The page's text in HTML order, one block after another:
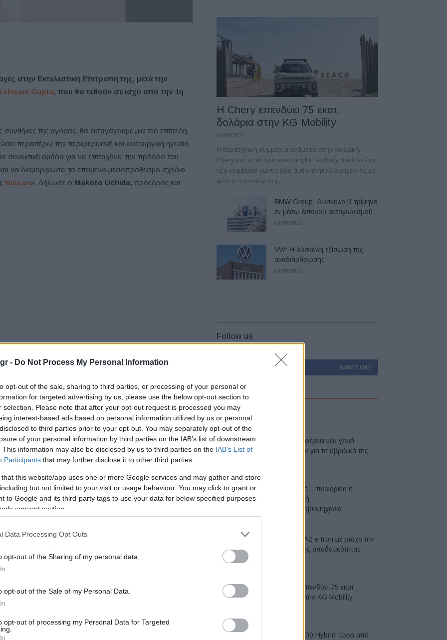
- Do Not Process My Personal Information
opt-out of the sale, sharing to third parties, or processing of your personal or
for targeted advertising by us, please use the below opt-out section to
selection. Please note that after your opt-out request is processed you may
interest-based ads based on personal information utilized by us or personal
to third parties prior to your opt-out. You may separately opt-out of the
of your personal information by third parties on the IAB’s list of downstream
This information may also be disclosed by us to third parties on the IAB’s List of
Participants that may further disclose it to other third parties.
that this website/app uses one or more Google services and may gather and store
but not limited to your visit or usage behaviour. You may click to grant or
to Google and its third-party tags to use your data for below specified purposes
consent section.
Data Processing Opt Outs
opt-out of the Sharing of my personal data.
opt-out of the Sale of my Personal Data.
opt-out of processing my Personal Data for Targeted
στην Εκτελεστική Επιτροπή της, μετά την
Gupta, που θα τεθούν σε ισχύ από την 1η
της αγοράς, θα εισαγάγουμε μια πιο επίπεδη
περαιτέρω την περιφερειακή και λειτουργική ηγεσία.
συνεκτική ομάδα για να επιταχύνει την πρόοδο του
να διαμορφώσει το επόμενο μεσοπρόθεσμο σχέδιο
Nissan», δήλωσε ο Makoto Uchida, πρόεδρος και
επιτροπών διοίκησης (MC),
Μέση Ανατολή, Ινδία, Ευρώπη και Ωκεανία),
στον Makoto Uchida.
Planning και Global Program Management θα είναι
το πεδίο ευθύνης του για να συμπεριλάβει τον
θα αναφέρεται, επίσης, στον CEO.
της Nissan θα επεκτείνουν το πεδίο ευθύνης τους
MC Ιαπωνίας-ASEAN που επιβλέπει σε παγκόσμιο
Εμπειρία Πελατών και την INFINITI, θα προσθέσει τις
του.
και SCM, θα προσθέσει την ευθύνη των αγορών.
που επιβλέπει τα Οικονομικά, τον Έλεγχο, τις
του δασμούς, το παγκόσμιο IS/IT, τις σχέσεις με τους
ως νέο τομέα ευθύνης.
Η Chery επενδύει 75 εκατ.
δολάρια στην KG Mobility
04/08/2026
H στρατηγική συμμαχία ανάμεσα στην κινεζική
Chery και τη νοτιοκορεατική KG Mobility ανοίγει ένα
νέο κεφάλαιο για τις δύο αυτοκινητοβιομηχανίες, με
φόντο την ενίσχυση...
BMW Group: Δύσκολο β’ τρίμηνο
εν μέσω έντονου ανταγωνισμού
03/08/2026
VW: Η δύσκολη εξίσωση της
αναδιάρθρωσης
03/08/2026
Follow us
Υποστηρικτές ΚΆΝΤΕ LIKE
Latest
Η Toyota φέρνει νέα γενιά
μπαταριών για τα υβριδικά της
Σε κινεζική… πολιορκία η
ευρωπαϊκή
αυτοκινητοβιομηχανία
Νέο Audi A2 e-tron με στόχο την
κορυφή της αποδοτικότητας
Η Chery επενδύει 75 εκατ.
δολάρια στην KG Mobility
Το FIAT 500 Hybrid τώρα από